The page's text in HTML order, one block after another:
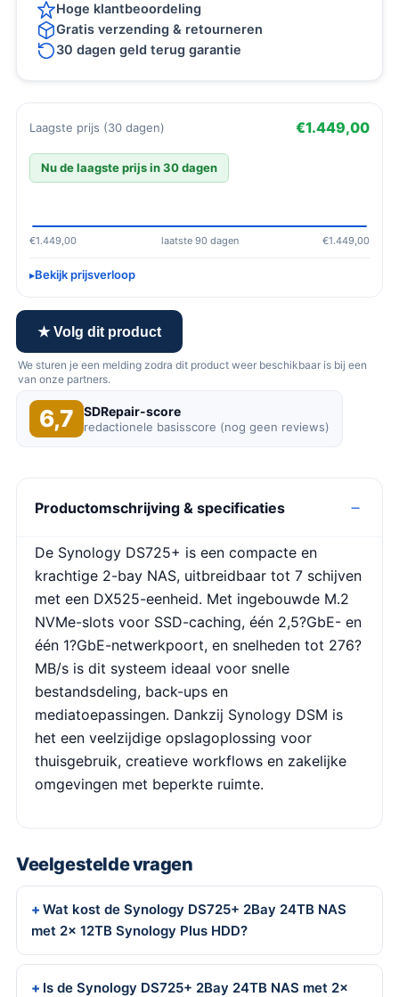
Hoge klantbeoordeling
Gratis verzending & retourneren
30 dagen geld terug garantie
Laagste prijs (30 dagen) €1.449,00
Nu de laagste prijs in 30 dagen
€1.449,00 laatste 90 dagen €1.449,00
Bekijk prijsverloop
★ Volg dit product
We sturen je een melding zodra dit product weer beschikbaar is bij een
van onze partners.
6,7 SDRepair-score
redactionele basisscore (nog geen reviews)
Productomschrijving & specificaties
De Synology DS725+ is een compacte en
krachtige 2-bay NAS, uitbreidbaar tot 7 schijven
met een DX525-eenheid. Met ingebouwde M.2
NVMe-slots voor SSD-caching, één 2,5?GbE- en
één 1?GbE-netwerkpoort, en snelheden tot 276?
MB/s is dit systeem ideaal voor snelle
bestandsdeling, back-ups en
mediatoepassingen. Dankzij Synology DSM is
het een veelzijdige opslagoplossing voor
thuisgebruik, creatieve workflows en zakelijke
omgevingen met beperkte ruimte.
Veelgestelde vragen
Wat kost de Synology DS725+ 2Bay 24TB NAS
met 2x 12TB Synology Plus HDD?
Is de Synology DS725+ 2Bay 24TB NAS met 2x